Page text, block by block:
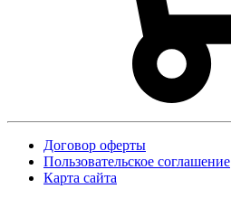
Договор оферты
Пользовательское соглашение
Карта сайта